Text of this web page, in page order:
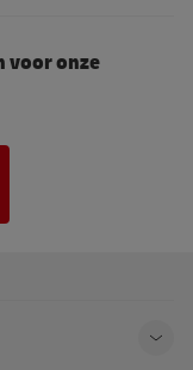
voor onze